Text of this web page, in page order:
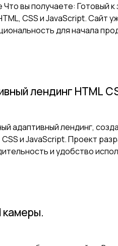
вы получаете: Готовый к
CSS и JavaScript. Сайт
для начала
лендинг HTML
адаптивный лендинг,
CSS и JavaScript. Проект
и удобство